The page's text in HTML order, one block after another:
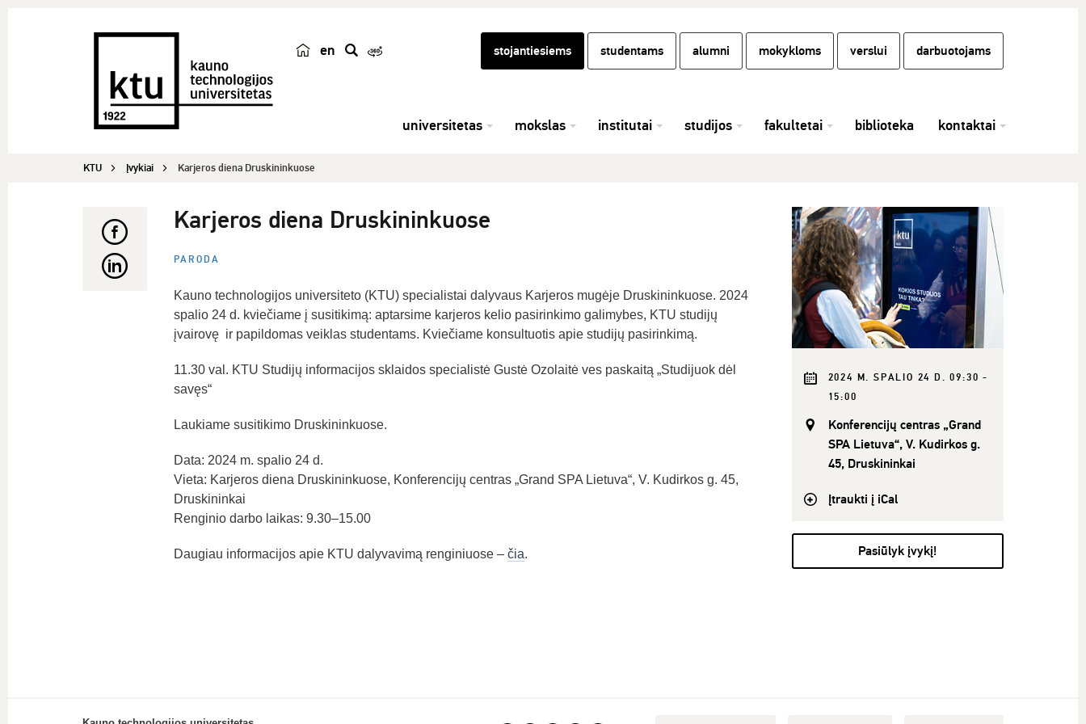
en stojantiesiems studentams alumni mokykloms verslui darbuotojams
universitetas mokslas institutai studijos fakultetai biblioteka kontaktai
KTU Įvykiai Karjeros diena Druskininkuose
Karjeros diena Druskininkuose
PARODA
Kauno technologijos universiteto (KTU) specialistai dalyvaus Karjeros mugėje Druskininkuose. 2024
spalio 24 d. kviečiame į susitikimą: aptarsime karjeros kelio pasirinkimo galimybes, KTU studijų
įvairovę ir papildomas veiklas studentams. Kviečiame konsultuotis apie studijų pasirinkimą.
11.30 val. KTU Studijų informacijos sklaidos specialistė Gustė Ozolaitė ves paskaitą „Studijuok dėl
savęs“
Laukiame susitikimo Druskininkuose.
Data: 2024 m. spalio 24 d.
Vieta: Karjeros diena Druskininkuose, Konferencijų centras „Grand SPA Lietuva“, V. Kudirkos g. 45,
Druskininkai
Renginio darbo laikas: 9.30–15.00
Daugiau informacijos apie KTU dalyvavimą renginiuose – čia.
2024 M. SPALIO 24 D. 09:30 -
15:00
Konferencijų centras „Grand
SPA Lietuva“, V. Kudirkos g.
45, Druskininkai
Įtraukti į iCal
Pasiūlyk įvykį!